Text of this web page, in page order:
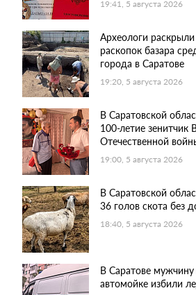
19:41, 5 августа 2026
Археологи
раскопок базара
города в Саратове
19:20, 5 августа 2026
В Саратовской
100-летие зенитчик
Отечественной
19:00, 5 августа 2026
В Саратовской
36 голов скота без
18:40, 5 августа 2026
В Саратове мужчину
автомойке избили